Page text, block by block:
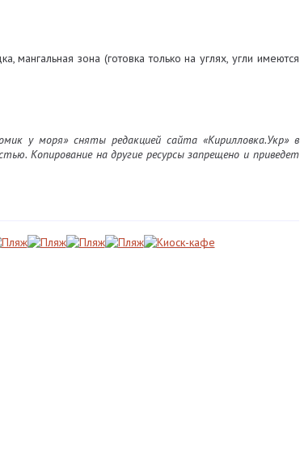
мангальная зона (готовка только на углях, угли имеются
у моря» сняты редакцией сайта «Кирилловка.Укр» в
Копирование на другие ресурсы запрещено и приведет